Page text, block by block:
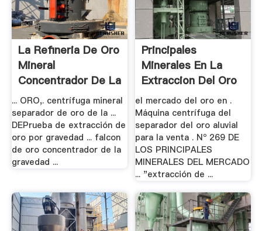
La Refineria De Oro
Mineral
Concentrador De La
.
... ORO,. centrífuga mineral
separador de oro de la ...
DEPrueba de extracción de
oro por gravedad ... falcon
de oro concentrador de la
gravedad ...
Principales
Minerales En La
Extraccion Del Oro
Aluvial
el mercado del oro en .
Máquina centrífuga del
separador del oro aluvial
para la venta . Nº 269 DE
LOS PRINCIPALES
MINERALES DEL MERCADO
... "extracción de ...